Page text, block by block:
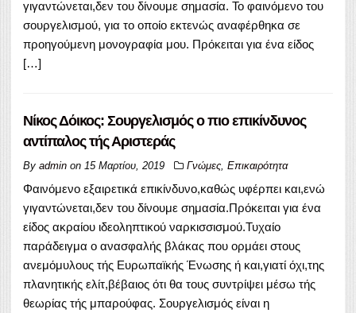
γιγαντώνεται,δεν του δίνουμε σημασία. Το φαινόμενο του
σουργελισμού, για το οποίο εκτενώς αναφέρθηκα σε
προηγούμενη μονογραφία μου. Πρόκειται για ένα είδος
[…]
Νίκος Δόικος: Σουργελισμός ο πιο επικίνδυνος
αντίπαλος τής Αριστεράς
By admin on 15 Μαρτίου, 2019 Γνώμες Επικαιρότητα
Φαινόμενο εξαιρετικά επικίνδυνο,καθώς υφέρπει και,ενώ
γιγαντώνεται,δεν του δίνουμε σημασία.Πρόκειται για ένα
είδος ακραίου ιδεοληπτικού ναρκισσισμού.Τυχαίο
παράδειγμα ο ανασφαλής βλάκας που ορμάει στους
ανεμόμυλους τής Ευρωπαϊκής Ένωσης ή και,γιατί όχι,της
πλανητικής ελίτ,βέβαιος ότι θα τους συντρίψει μέσω τής
θεωρίας τής μπαρούφας. Σουργελισμός είναι η